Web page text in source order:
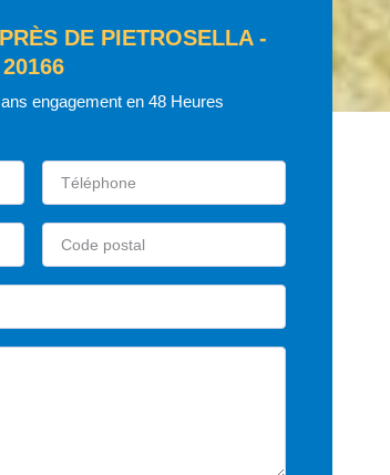
DE PIETROSELLA -
20166
engagement en 48 Heures